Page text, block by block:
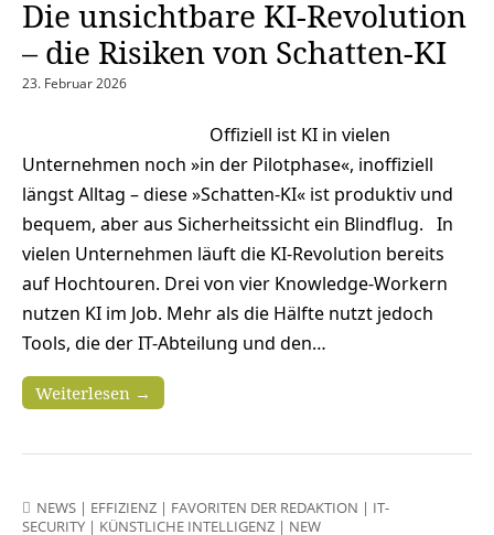
Die unsichtbare KI-Revolution
– die Risiken von Schatten-KI
23. Februar 2026
Offiziell ist KI in vielen
Unternehmen noch »in der Pilotphase«, inoffiziell
längst Alltag – diese »Schatten-KI« ist produktiv und
bequem, aber aus Sicherheitssicht ein Blindflug. In
vielen Unternehmen läuft die KI-Revolution bereits
auf Hochtouren. Drei von vier Knowledge-Workern
nutzen KI im Job. Mehr als die Hälfte nutzt jedoch
Tools, die der IT-Abteilung und den…
Weiterlesen →
NEWS | EFFIZIENZ | FAVORITEN DER REDAKTION | IT-
SECURITY | KÜNSTLICHE INTELLIGENZ | NEW